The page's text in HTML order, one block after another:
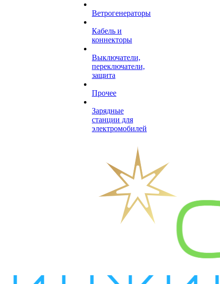
Ветрогенераторы
Кабель и
коннекторы
Выключатели,
переключатели,
защита
Прочее
Зарядные
станции для
электромобилей